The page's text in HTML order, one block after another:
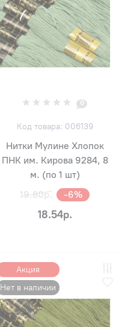
0
Код товара: 006139
Нитки Мулине Хлопок
ПНК им. Кирова 9284, 8
м. (по 1 шт)
19.80р.
-6%
18.54р.
Акция
Нет в наличии